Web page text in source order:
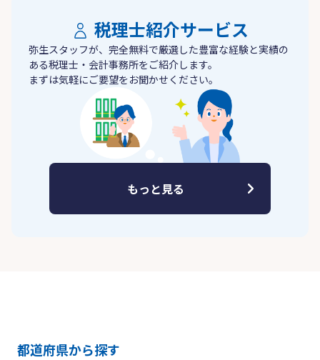
税理士紹介サービス
弥生スタッフが、完全無料で厳選した豊富な経験と実績の
ある税理士・会計事務所をご紹介します。
まずは気軽にご要望をお聞かせください。
もっと見る
都道府県から探す